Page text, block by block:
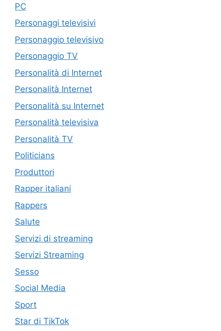
PC
Personaggi televisivi
Personaggio televisivo
Personaggio TV
Personalità di Internet
Personalità Internet
Personalità su Internet
Personalità televisiva
Personalità TV
Politicians
Produttori
Rapper italiani
Rappers
Salute
Servizi di streaming
Servizi Streaming
Sesso
Social Media
Sport
Star di TikTok